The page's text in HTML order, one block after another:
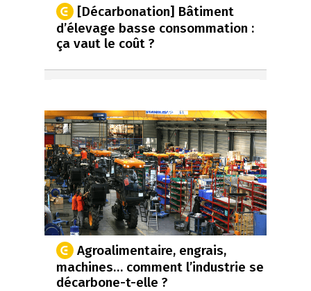
[Décarbonation] Bâtiment
d’élevage basse consommation :
ça vaut le coût ?
Agroalimentaire, engrais,
machines… comment l’industrie se
décarbone-t-elle ?